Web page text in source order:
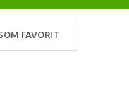
FAVORIT